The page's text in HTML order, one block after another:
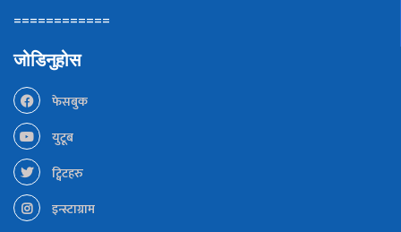
============
जोडिनुहोस
फेसबुक
युटूब
ट्विटहरु
इन्स्टाग्राम